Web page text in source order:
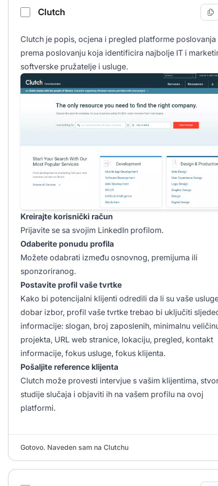
Clutch
Clutch je popis, ocjena i pregled platforme poslovanja
prema poslovanju koja identificira najbolje IT i
softverske pružatelje i usluge.
Kreirajte korisnički račun
Prijavite se sa svojim LinkedIn profilom.
Odaberite ponudu profila
Možete odabrati između osnovnog, premijuma ili
sponzoriranog.
Postavite profil vaše tvrtke
Kako bi potencijalni klijenti odredili da li su vaše
dobar izbor, profil vaše tvrtke trebao bi uključiti
informacije: slogan, broj zaposlenih, minimalnu
projekta, URL web stranice, lokaciju, pregled, kontakt
informacije, fokus usluge, fokus klijenta.
Pošaljite reference klijenta
Clutch može provesti intervjue s vašim klijentima,
studije slučaja i objaviti ih na vašem profilu na ovoj
platformi.
Gotovo. Naveden sam na Clutchu